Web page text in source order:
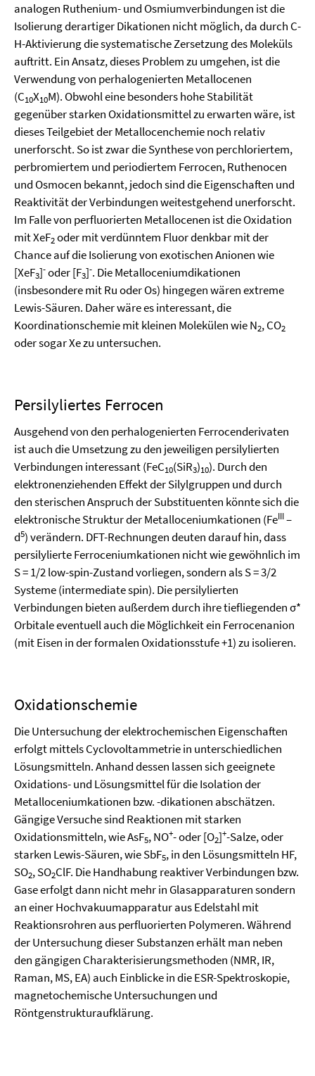
analogen Ruthenium- und Osmiumverbindungen ist die
Isolierung derartiger Dikationen nicht möglich, da durch C-
H-Aktivierung die systematische Zersetzung des Moleküls
auftritt. Ein Ansatz, dieses Problem zu umgehen, ist die
Verwendung von perhalogenierten Metallocenen
(C10X10M). Obwohl eine besonders hohe Stabilität
gegenüber starken Oxidationsmittel zu erwarten wäre, ist
dieses Teilgebiet der Metallocenchemie noch relativ
unerforscht. So ist zwar die Synthese von perchloriertem,
perbromiertem und periodiertem Ferrocen, Ruthenocen
und Osmocen bekannt, jedoch sind die Eigenschaften und
Reaktivität der Verbindungen weitestgehend unerforscht.
Im Falle von perfluorierten Metallocenen ist die Oxidation
mit XeF2oder mit verdünntem Fluor denkbar mit der
Chance auf die Isolierung von exotischen Anionen wie
[XeF3]-oder [F3]-. Die Metalloceniumdikationen
(insbesondere mit Ru oder Os) hingegen wären extreme
Lewis-Säuren. Daher wäre es interessant, die
Koordinationschemie mit kleinen Molekülen wie N2, CO2
oder sogar Xe zu untersuchen.
Persilyliertes Ferrocen
Ausgehend von den perhalogenierten Ferrocenderivaten
ist auch die Umsetzung zu den jeweiligen persilylierten
Verbindungen interessant (FeC10(SiR3)10). Durch den
elektronenziehenden Effekt der Silylgruppen und durch
den sterischen Anspruch der Substituenten könnte sich die
elektronische Struktur der Metalloceniumkationen (FeIII–
d5) verändern. DFT-Rechnungen deuten darauf hin, dass
persilylierte Ferroceniumkationen nicht wie gewöhnlich im
S = 1/2 low-spin-Zustand vorliegen, sondern als S = 3/2
Systeme (intermediate spin). Die persilylierten
Verbindungen bieten außerdem durch ihre tiefliegenden σ*
Orbitale eventuell auch die Möglichkeit ein Ferrocenanion
(mit Eisen in der formalen Oxidationsstufe +1) zu isolieren.
Oxidationschemie
Die Untersuchung der elektrochemischen Eigenschaften
erfolgt mittels Cyclovoltammetrie in unterschiedlichen
Lösungsmitteln. Anhand dessen lassen sich geeignete
Oxidations- und Lösungsmittel für die Isolation der
Metalloceniumkationen bzw. -dikationen abschätzen.
Gängige Versuche sind Reaktionen mit starken
Oxidationsmitteln, wie AsF5, NO+- oder [O2]+-Salze, oder
starken Lewis-Säuren, wie SbF5, in den Lösungsmitteln HF,
SO2, SO2ClF. Die Handhabung reaktiver Verbindungen bzw.
Gase erfolgt dann nicht mehr in Glasapparaturen sondern
an einer Hochvakuumapparatur aus Edelstahl mit
Reaktionsrohren aus perfluorierten Polymeren. Während
der Untersuchung dieser Substanzen erhält man neben
den gängigen Charakterisierungsmethoden (NMR, IR,
Raman, MS, EA) auch Einblicke in die ESR-Spektroskopie,
magnetochemische Untersuchungen und
Röntgenstrukturaufklärung.